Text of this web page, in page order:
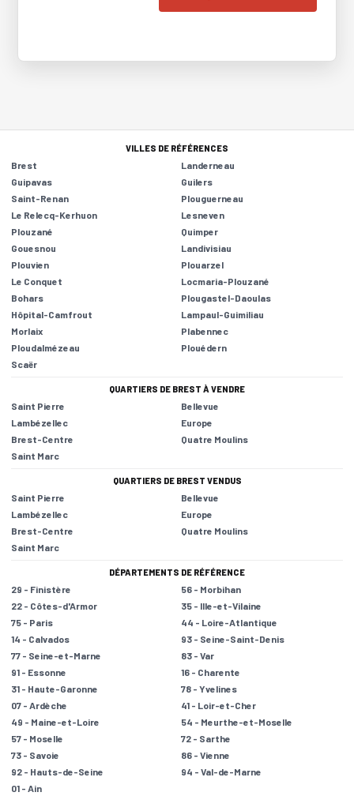
VILLES DE RÉFÉRENCES
Brest
Landerneau
Guipavas
Guilers
Saint-Renan
Plouguerneau
Le Relecq-Kerhuon
Lesneven
Plouzané
Quimper
Gouesnou
Landivisiau
Plouvien
Plouarzel
Le Conquet
Locmaria-Plouzané
Bohars
Plougastel-Daoulas
Hôpital-Camfrout
Lampaul-Guimiliau
Morlaix
Plabennec
Ploudalmézeau
Plouédern
Scaër
QUARTIERS DE BREST À VENDRE
Saint Pierre
Bellevue
Lambézellec
Europe
Brest-Centre
Quatre Moulins
Saint Marc
QUARTIERS DE BREST VENDUS
Saint Pierre
Bellevue
Lambézellec
Europe
Brest-Centre
Quatre Moulins
Saint Marc
DÉPARTEMENTS DE RÉFÉRENCE
29 - Finistère
56 - Morbihan
22 - Côtes-d'Armor
35 - Ille-et-Vilaine
75 - Paris
44 - Loire-Atlantique
14 - Calvados
93 - Seine-Saint-Denis
77 - Seine-et-Marne
83 - Var
91 - Essonne
16 - Charente
31 - Haute-Garonne
78 - Yvelines
07 - Ardèche
41 - Loir-et-Cher
49 - Maine-et-Loire
54 - Meurthe-et-Moselle
57 - Moselle
72 - Sarthe
73 - Savoie
86 - Vienne
92 - Hauts-de-Seine
94 - Val-de-Marne
01 - Ain